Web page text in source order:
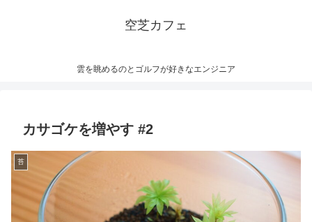
空芝カフェ
雲を眺めるのとゴルフが好きなエンジニア
カサゴケを増やす #2
苔